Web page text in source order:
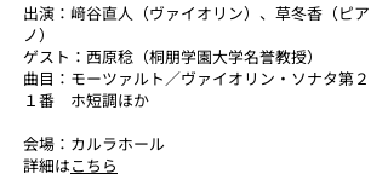
出演：﨑谷直人（ヴァイオリン）、草冬香（ピア
ノ）
ゲスト：西原稔（桐朋学園大学名誉教授）
曲目：モーツァルト／ヴァイオリン・ソナタ第２
１番 ホ短調ほか
会場：カルラホール
詳細はこちら